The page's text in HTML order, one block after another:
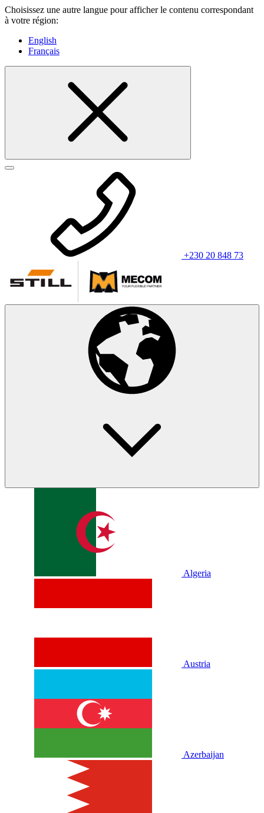
Choisissez une autre langue pour afficher le contenu correspondant
à votre région:
English
Français
+230 20 848 73
Algeria
Austria
Azerbaijan